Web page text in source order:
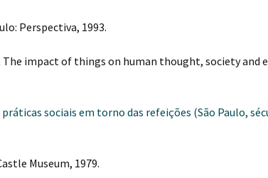
Perspectiva, 1993.
The impact of things on human thought, society and
sociais em torno das refeições (São Paulo,
Museum, 1979.